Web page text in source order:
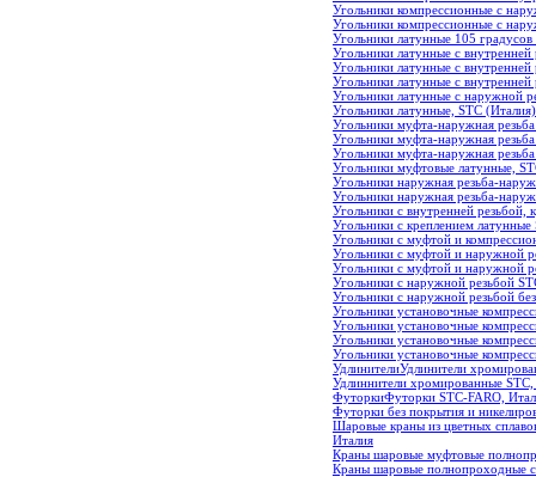
Угольники компрессионные с
Угольники компрессионные с
Угольники латунные 105
Угольники латунные c
Угольники латунные с
Угольники латунные с
Угольники латунные с наружной
Угольники латунные, STC (Италия)
Угольники муфта-наружная
Угольники муфта-наружная
Угольники муфта-наружная
Угольники муфтовые латунные,
Угольники наружная резьба-
Угольники наружная резьба-
Угольники с внутренней резьбой,
Угольники с креплением латунные
Угольники с муфтой и
Угольники с муфтой и наружной
Угольники с муфтой и наружной
Угольники с наружной резьбой
Угольники с наружной резьбой
Угольники установочные
Угольники установочные
Угольники установочные
Угольники установочные
УдлинителиУдлинители
Удлиннители хромированные STC,
ФуторкиФуторки STC-FARO,
Футорки без покрытия и
Шаровые краны из цветных
Италия
Краны шаровые муфтовые
Краны шаровые полнопроходные